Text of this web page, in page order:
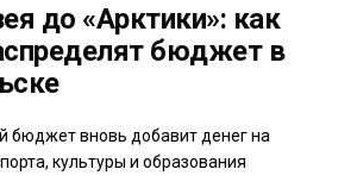
до «Арктики»: как
бюджет в
бюджет вновь добавит денег на
культуры и образования